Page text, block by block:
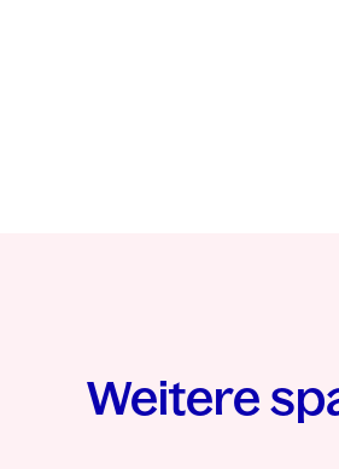
Weitere